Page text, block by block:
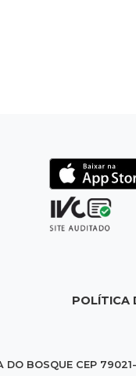
POLÍTICA
DO BOSQUE CEP